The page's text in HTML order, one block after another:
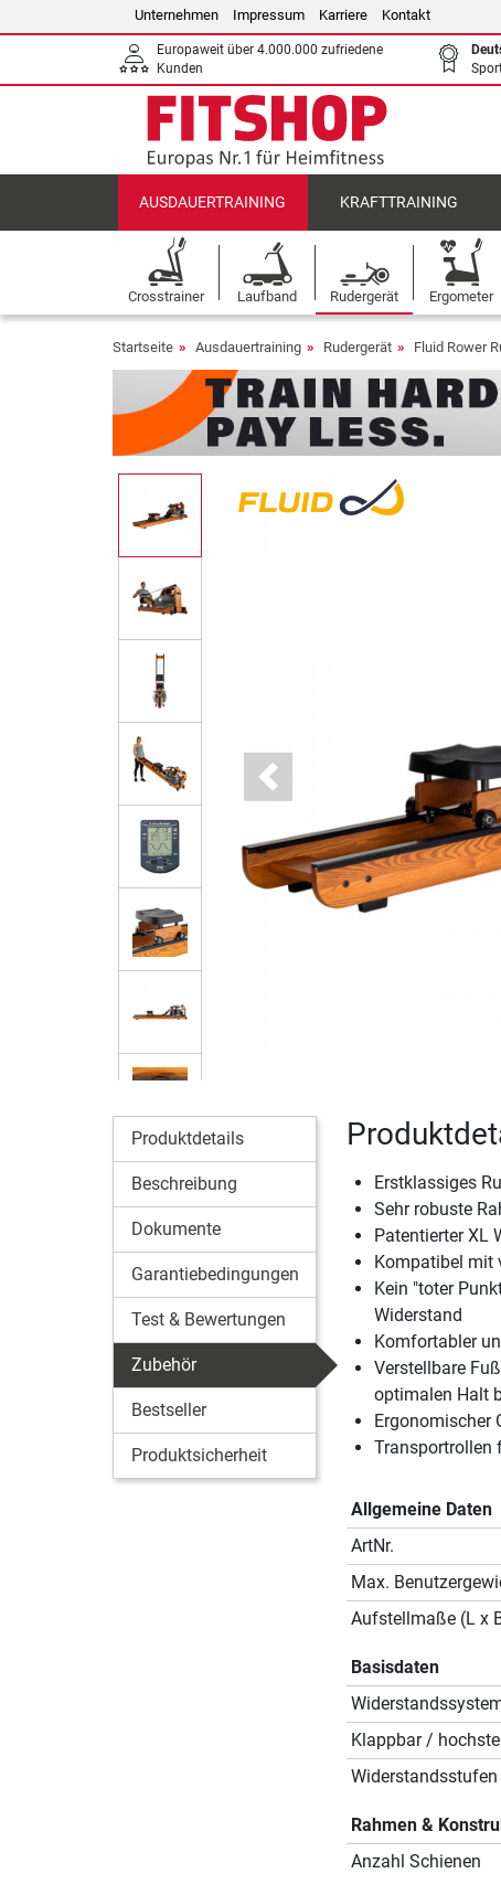
Unternehmen Impressum Karriere Kontakt
Europaweit über 4.000.000 zufriedene
Kunden
AUSDAUERTRAINING KRAFTTRAINING
Crosstrainer Laufband Rudergerät Ergometer
Startseite Ausdauertraining Rudergerät Fluid Rower
Previous
Produktdetails
Beschreibung
Dokumente
Garantiebedingungen
Test & Bewertungen
Zubehör
Bestseller
Produktsicherheit
Erstklassiges
Sehr robuste
Patentierter XL
Kompatibel mit
Kein "toter
Widerstand
Komfortabler
Verstellbare
optimalen Halt
Ergonomischer
Transportrollen
Allgemeine Daten
ArtNr.
Max.
Aufstellmaße (L x
Basisdaten
Klappbar /
Widerstandsstufen
Rahmen &
Anzahl Schienen